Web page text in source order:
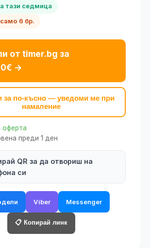
тази седмица
6 бр.
от timer.bg за
→
за по-късно — уведоми ме при
намаление
оферта
преди 1 ден
QR за да отвориш на
си
Viber Messenger
📋 Копирай линк